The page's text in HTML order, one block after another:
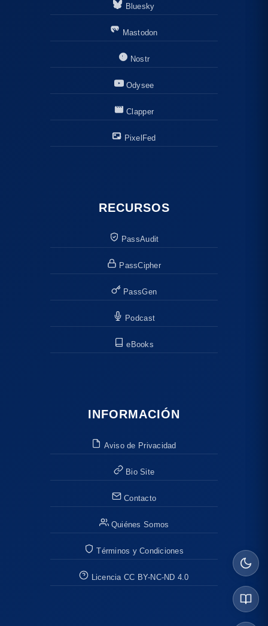
Bluesky
Mastodon
Nostr
Odysee
Clapper
PixelFed
RECURSOS
PassAudit
PassCipher
PassGen
Podcast
eBooks
INFORMACIÓN
Aviso de Privacidad
Bio Site
Contacto
Quiénes Somos
Términos y Condiciones
Licencia CC BY-NC-ND 4.0